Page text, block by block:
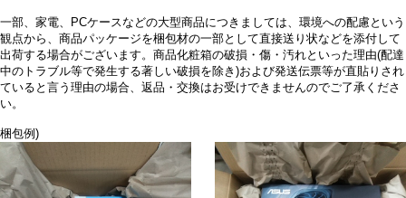
一部、家電、PCケースなどの大型商品につきましては、環境への配慮という
観点から、商品パッケージを梱包材の一部として直接送り状などを添付して
出荷する場合がございます。商品化粧箱の破損・傷・汚れといった理由(配達
中のトラブル等で発生する著しい破損を除き)および発送伝票等が直貼りされ
ていると言う理由の場合、返品・交換はお受けできませんのでご了承くださ
い。
梱包例)